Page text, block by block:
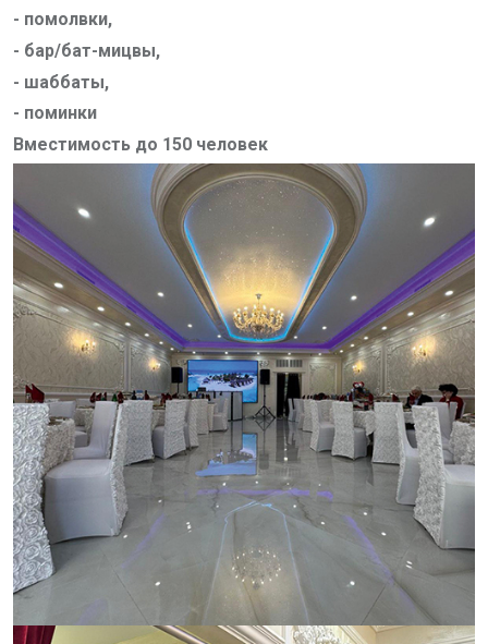
- помолвки,
- бар/бат-мицвы,
- шаббаты,
- поминки
Вместимость до 150 человек